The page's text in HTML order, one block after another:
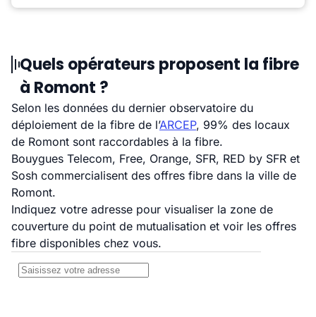
Quels opérateurs proposent la fibre
à Romont ?
Selon les données du dernier observatoire du
déploiement de la fibre de l’ARCEP, 99% des locaux
de Romont sont raccordables à la fibre.
Bouygues Telecom, Free, Orange, SFR, RED by SFR et
Sosh commercialisent des offres fibre dans la ville de
Romont.
Indiquez votre adresse pour visualiser la zone de
couverture du point de mutualisation et voir les offres
fibre disponibles chez vous.